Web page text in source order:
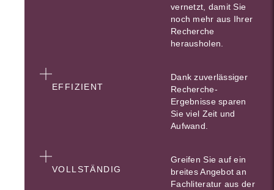
vernetzt, damit Sie
noch mehr aus Ihrer
Recherche
herausholen.
EFFIZIENT
Dank zuverlässiger
Recherche-
Ergebnisse sparen
Sie viel Zeit und
Aufwand.
VOLLSTÄNDIG
Greifen Sie auf ein
breites Angebot an
Fachliteratur aus der